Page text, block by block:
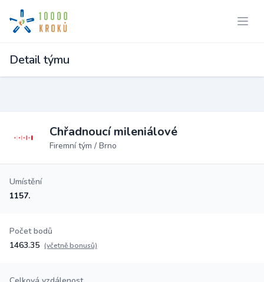
Detail týmu
Chřadnoucí mileniálové
Firemní tým / Brno
Umístění
1157.
Počet bodů
1463.35 (včetně bonusů)